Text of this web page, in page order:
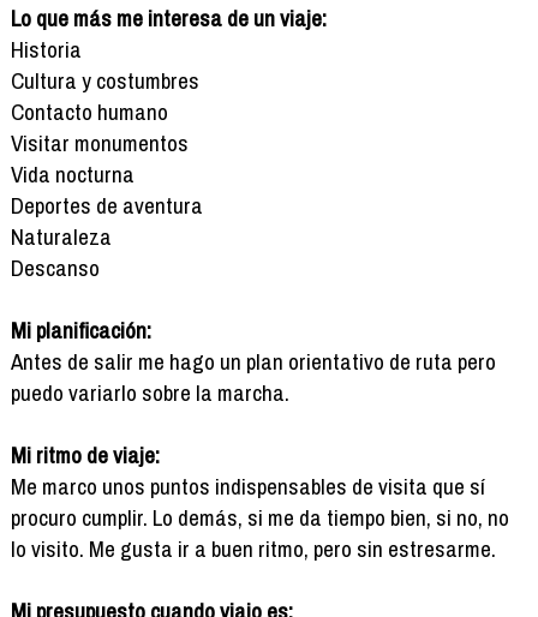
Lo que más me interesa de un viaje:
Historia
Cultura y costumbres
Contacto humano
Visitar monumentos
Vida nocturna
Deportes de aventura
Naturaleza
Descanso
Mi planificación:
Antes de salir me hago un plan orientativo de ruta pero
puedo variarlo sobre la marcha.
Mi ritmo de viaje:
Me marco unos puntos indispensables de visita que sí
procuro cumplir. Lo demás, si me da tiempo bien, si no, no
lo visito. Me gusta ir a buen ritmo, pero sin estresarme.
Mi presupuesto cuando viajo es: